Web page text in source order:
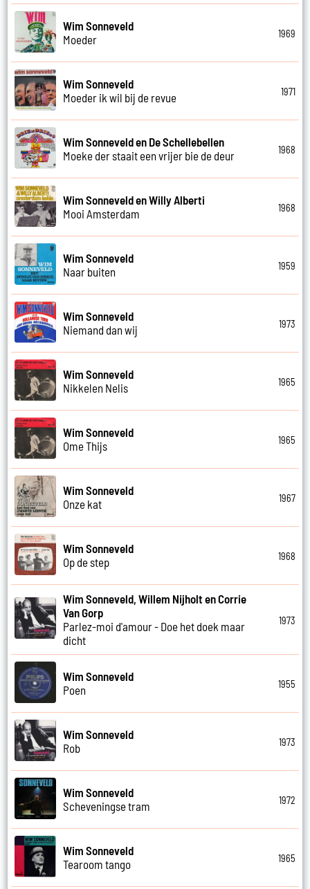
Wim Sonneveld
Moeder
1969
Wim Sonneveld
Moeder ik wil bij de revue
1971
Wim Sonneveld en De Schellebellen
Moeke der staait een vrijer bie de deur
1968
Wim Sonneveld en Willy Alberti
Mooi Amsterdam
1968
Wim Sonneveld
Naar buiten
1959
Wim Sonneveld
Niemand dan wij
1973
Wim Sonneveld
Nikkelen Nelis
1965
Wim Sonneveld
Ome Thijs
1965
Wim Sonneveld
Onze kat
1967
Wim Sonneveld
Op de step
1968
Wim Sonneveld, Willem Nijholt en Corrie
Van Gorp
Parlez-moi d'amour - Doe het doek maar
dicht
1973
Wim Sonneveld
Poen
1955
Wim Sonneveld
Rob
1973
Wim Sonneveld
Scheveningse tram
1972
Wim Sonneveld
Tearoom tango
1965